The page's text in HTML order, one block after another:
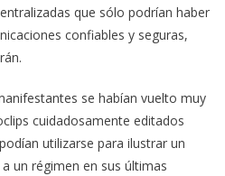
que sólo podrían haber
confiables y seguras,
se habían vuelto muy
cuidadosamente editados
utilizarse para ilustrar un
un régimen en sus últimas